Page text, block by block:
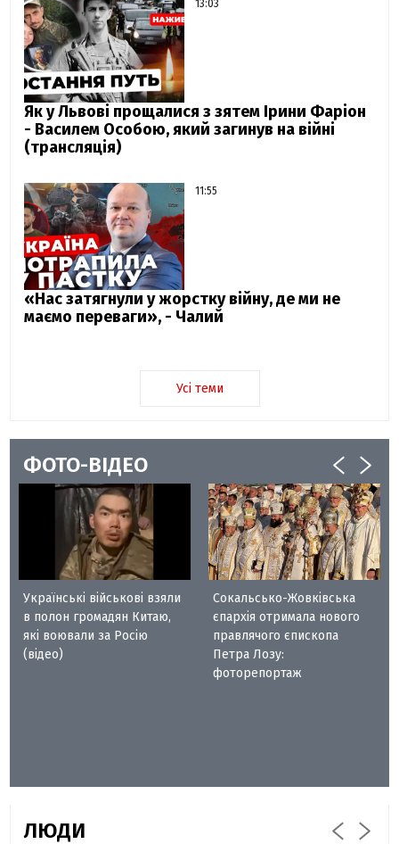
13:03
Як у Львові прощалися з зятем Ірини Фаріон
- Василем Особою, який загинув на війні
(трансляція)
11:55
«Нас затягнули у жорстку війну, де ми не
маємо переваги», - Чалий
Усі теми
ФОТО-ВІДЕО
Українські військові взяли
в полон громадян Китаю,
які воювали за Росію
(відео)
Сокальсько-Жовківська
єпархія отримала нового
правлячого єпископа
Петра Лозу:
фоторепортаж
ЛЮДИ